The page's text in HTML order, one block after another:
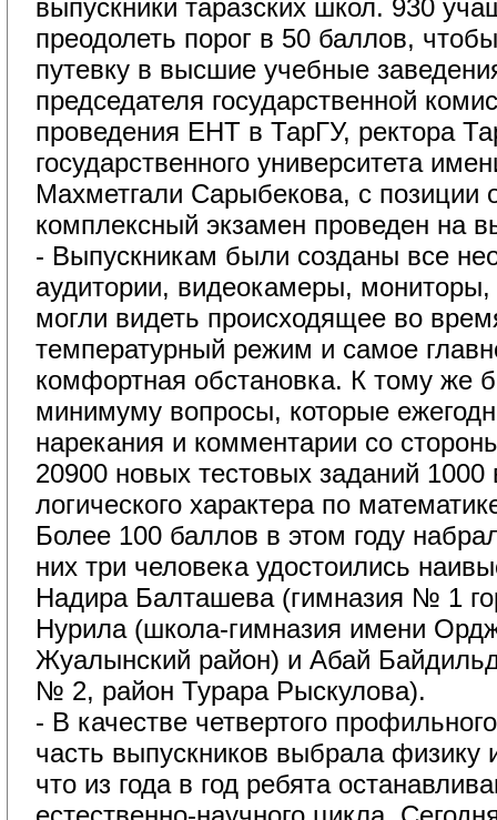
выпускники таразских школ. 930
преодолеть порог в 50 баллов,
путевку в высшие учебные
председателя государственной
проведения ЕНТ в ТарГУ, ректора
государственного университета
Махметгали Сарыбекова, с позиции
комплексный экзамен проведен на
- Выпускникам были созданы все
аудитории, видеокамеры,
могли видеть происходящее во
температурный режим и самое
комфортная обстановка. К тому же
минимуму вопросы, которые
нарекания и комментарии со
20900 новых тестовых заданий
логического характера по
Более 100 баллов в этом году
них три человека удостоились
Надира Балташева (гимназия № 1
Нурила (школа-гимназия имени
Жуалынский район) и Абай
№ 2, район Турара Рыскулова).
- В качестве четвертого
часть выпускников выбрала
что из года в год ребята